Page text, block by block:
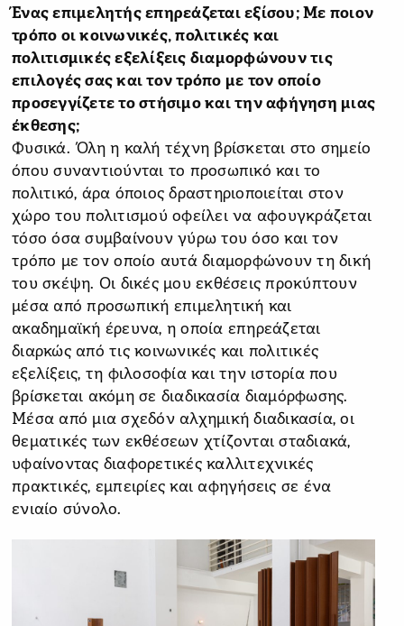
Ένας επιμελητής επηρεάζεται εξίσου; Με ποιον
τρόπο οι κοινωνικές, πολιτικές και
πολιτισμικές εξελίξεις διαμορφώνουν τις
επιλογές σας και τον τρόπο με τον οποίο
προσεγγίζετε το στήσιμο και την αφήγηση μιας
έκθεσης;
Φυσικά. Όλη η καλή τέχνη βρίσκεται στο σημείο
όπου συναντιούνται το προσωπικό και το
πολιτικό, άρα όποιος δραστηριοποιείται στον
χώρο του πολιτισμού οφείλει να αφουγκράζεται
τόσο όσα συμβαίνουν γύρω του όσο και τον
τρόπο με τον οποίο αυτά διαμορφώνουν τη δική
του σκέψη. Οι δικές μου εκθέσεις προκύπτουν
μέσα από προσωπική επιμελητική και
ακαδημαϊκή έρευνα, η οποία επηρεάζεται
διαρκώς από τις κοινωνικές και πολιτικές
εξελίξεις, τη φιλοσοφία και την ιστορία που
βρίσκεται ακόμη σε διαδικασία διαμόρφωσης.
Μέσα από μια σχεδόν αλχημική διαδικασία, οι
θεματικές των εκθέσεων χτίζονται σταδιακά,
υφαίνοντας διαφορετικές καλλιτεχνικές
πρακτικές, εμπειρίες και αφηγήσεις σε ένα
ενιαίο σύνολο.